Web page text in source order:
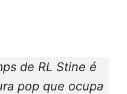
de RL Stine é
pop que ocupa